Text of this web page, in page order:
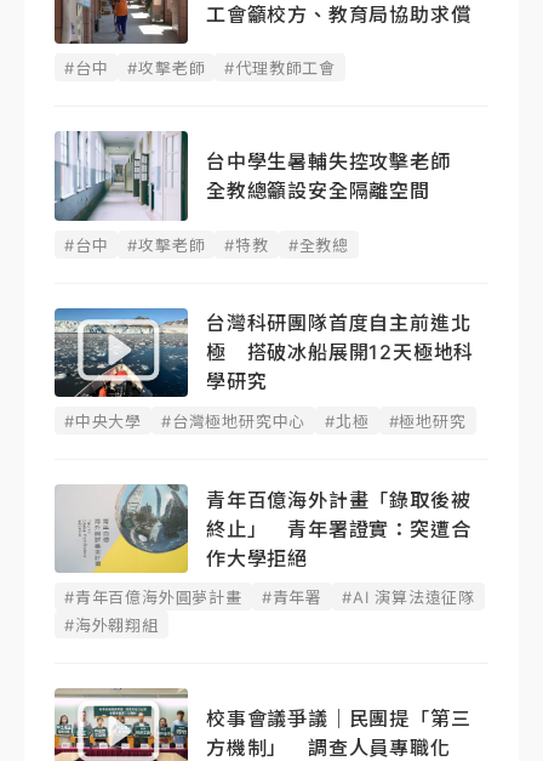
工會籲校方、教育局協助求償
#台中 #攻擊老師 #代理教師工會
台中學生暑輔失控攻擊老師
全教總籲設安全隔離空間
#台中 #攻擊老師 #特教 #全教總
台灣科研團隊首度自主前進北
極 搭破冰船展開12天極地科
學研究
#中央大學 #台灣極地研究中心 #北極 #極地研究
青年百億海外計畫「錄取後被
終止」 青年署證實：突遭合
作大學拒絕
#青年百億海外圓夢計畫 #青年署
#AI 演算法遠征隊
#海外翱翔組
校事會議爭議｜民團提「第三
方機制」 調查人員專職化